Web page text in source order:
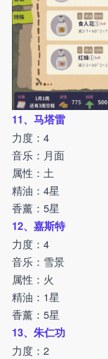
11、马塔雷
力度：4
音乐：月面
属性：土
精油：4星
香薰：5星
12、嘉斯特
力度：4
音乐：雪景
属性：火
精油：1星
香薰：5星
13、朱仁功
力度：2